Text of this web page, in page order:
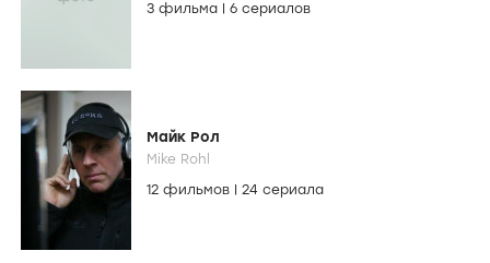
3 фильма
6 сериалов
Майк Рол
Mike Rohl
12 фильмов
24 сериала